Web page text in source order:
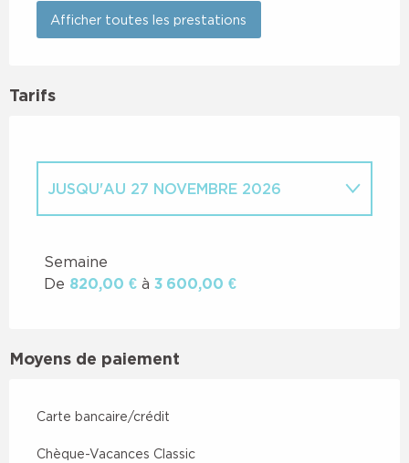
Afficher toutes les prestations
Tarifs
JUSQU'AU 27 NOVEMBRE 2026
Semaine
De 820,00 € à 3 600,00 €
Moyens de paiement
Carte bancaire/crédit
Chèque-Vacances Classic